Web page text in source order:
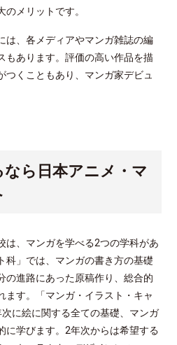
メリットです。
は、各メディアやマンガ雑誌の編
もあります。評価の高い作品を描
つくこともあり、マンガ家デビュ
ら日本アニメ・マ
は、マンガを学べる2つの学科があ
科」では、マンガの書き方の基礎
の進路にあった原稿作り、総合的
ます。「マンガ・イラスト・キャ
に絵に関する全ての基礎、マンガ
に学びます。2年次からは希望する